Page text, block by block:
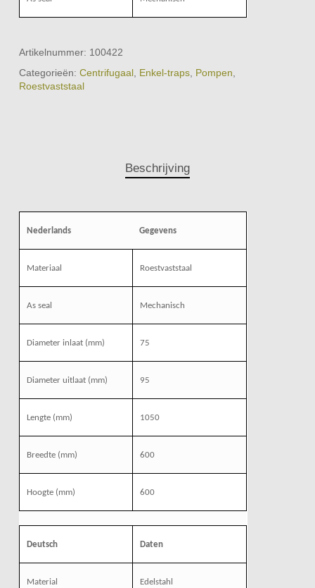
Artikelnummer: 100422
Categorieën: Centrifugaal, Enkel-traps, Pompen
Roestvaststaal
Beschrijving
Nederlands Gegevens
Materiaal Roestvaststaal
As seal Mechanisch
Diameter inlaat (mm) 75
Diameter uitlaat (mm) 95
Lengte (mm) 1050
Breedte (mm) 600
Hoogte (mm) 600
Deutsch Daten
Material Edelstahl